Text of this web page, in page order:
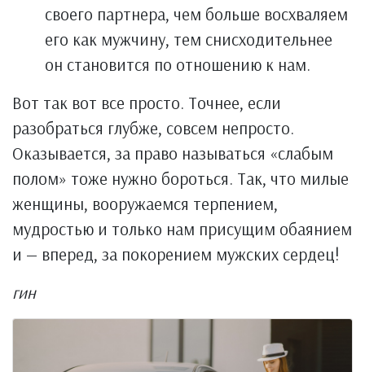
своего партнера, чем больше восхваляем
его как мужчину, тем снисходительнее
он становится по отношению к нам.
Вот так вот все просто. Точнее, если
разобраться глубже, совсем непросто.
Оказывается, за право называться «слабым
полом» тоже нужно бороться. Так, что милые
женщины, вооружаемся терпением,
мудростью и только нам присущим обаянием
и — вперед, за покорением мужских сердец!
гин